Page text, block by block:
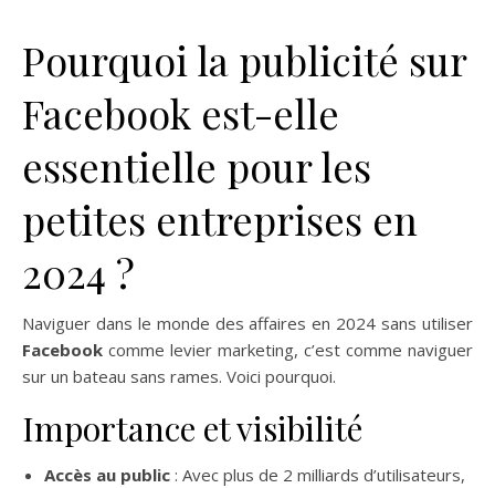
Pourquoi la publicité sur
Facebook est-elle
essentielle pour les
petites entreprises en
2024 ?
Naviguer dans le monde des affaires en 2024 sans utiliser
Facebook comme levier marketing, c’est comme naviguer
sur un bateau sans rames. Voici pourquoi.
Importance et visibilité
Accès au public : Avec plus de 2 milliards d’utilisateurs,